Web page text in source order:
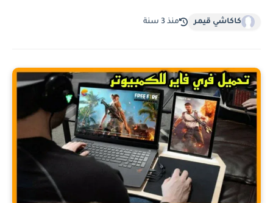
كاكاشي قيمر منذ 3 سنة